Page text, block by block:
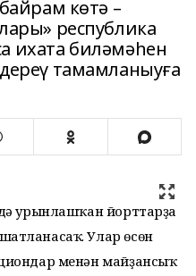
көтә –
республика
ихата биләмәһен
тамамланыуға
урынлашҡан йорттарҙа
Улар өсөн
менән майҙансыҡ